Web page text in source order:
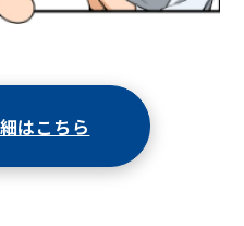
はこちら